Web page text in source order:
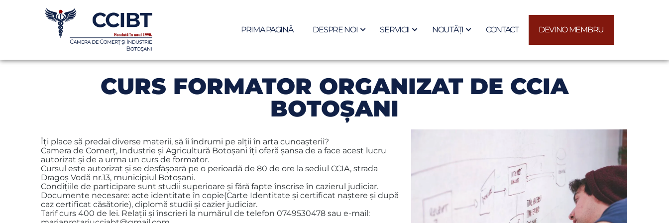
PRIMA PAGINĂ DESPRE NOI SERVICII NOUTĂȚI CONTACT DEVINO MEMBRU
CURS FORMATOR ORGANIZAT DE CCIA
BOTOȘANI
Îţi place să predai diverse materii, să îi îndrumi pe alţii în arta cunoaşterii?
Camera de Comerţ, Industrie şi Agricultură Botoşani îţi oferă şansa de a face acest lucru
autorizat și de a urma un curs de formator.
Cursul este autorizat şi se desfăşoară pe o perioadă de 80 de ore la sediul CCIA, strada
Dragoş Vodă nr.13, municipiul Botoşani.
Condiţiile de participare sunt studii superioare şi fără fapte înscrise în cazierul judiciar.
Documente necesare: acte identitate în copie(Carte Identitate şi certificat naştere şi după
caz certificat căsătorie), diplomă studii şi cazier judiciar.
Tarif curs 400 de lei. Relaţii şi înscrieri la numărul de telefon 0749530478 sau e-mail: